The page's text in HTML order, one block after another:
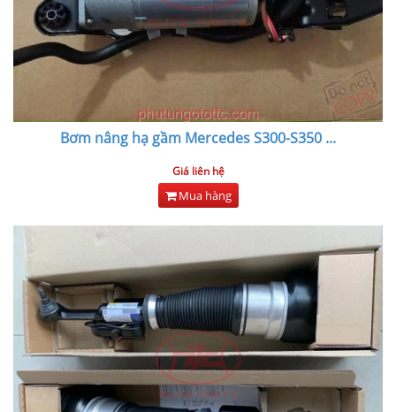
Bơm nâng hạ gầm Mercedes S300-S350 ...
Giá liên hệ
Mua hàng